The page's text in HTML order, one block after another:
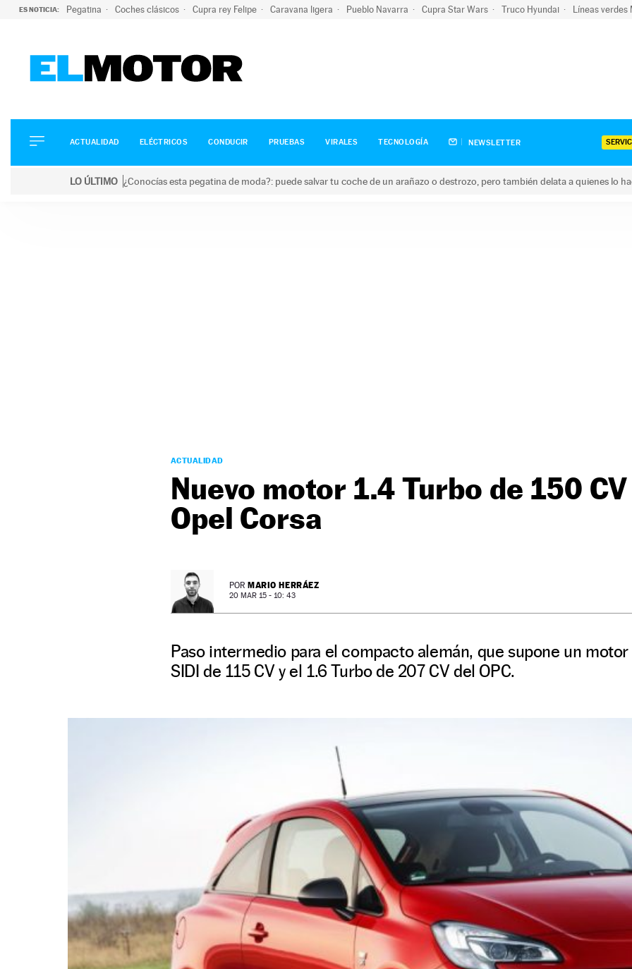
ES NOTICIA: Pegatina Coches clásicos Cupra rey Felipe Caravana ligera Pueblo Navarra Cupra Star Wars Truco Hyundai Líneas verdes
ELÉCTRICOS
CONDUCIR
ACTUALIDAD ELÉCTRICOS CONDUCIR PRUEBAS VIRALES TECNOLOGÍA NEWSLETTER
LO ÚLTIMO ¿Conocías esta pegatina de moda?: puede salvar tu coche de un arañazo o destrozo, pero también delata a quienes lo
ACTUALIDAD
Nuevo motor 1.4 Turbo de 150
Opel Corsa
POR MARIO HERRÁEZ
20 MAR 15 - 10: 43
Paso intermedio para el compacto alemán, que supone un
SIDI de 115 CV y el 1.6 Turbo de 207 CV del OPC.